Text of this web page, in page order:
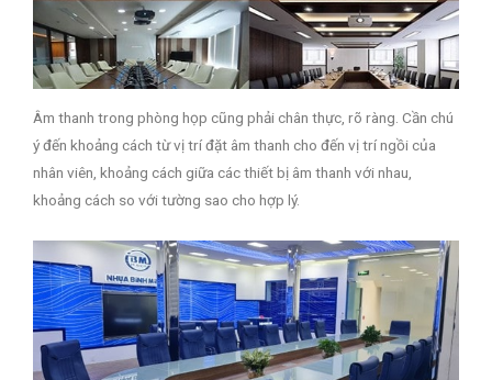
Âm thanh trong phòng họp cũng phải chân thực, rõ ràng. Cần chú
ý đến khoảng cách từ vị trí đặt âm thanh cho đến vị trí ngồi của
nhân viên, khoảng cách giữa các thiết bị âm thanh với nhau,
khoảng cách so với tường sao cho hợp lý.